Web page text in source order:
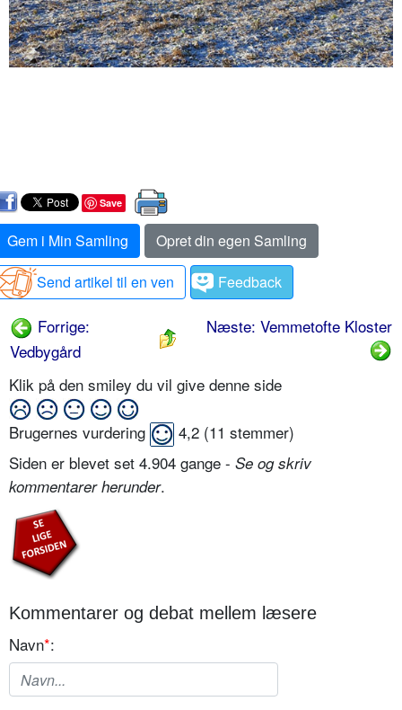
Save
Gem i Min Samling
Opret din egen Samling
Send artikel til en ven
Feedback
Forrige:
Vedbygård
Næste: Vemmetofte Kloster
Klik på den smiley du vil give denne side
Brugernes vurdering 4,2 (11 stemmer)
Siden er blevet set 4.904 gange - Se og skriv
kommentarer herunder.
Kommentarer og debat mellem læsere
Navn*: